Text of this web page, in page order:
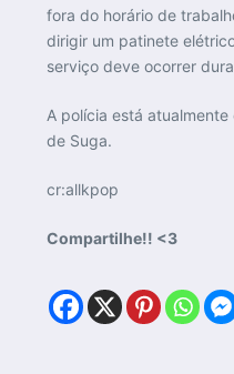
fora do horário de
dirigir um patinete
serviço deve ocorrer
A polícia está
de Suga.
cr:allkpop
Compartilhe!! <3